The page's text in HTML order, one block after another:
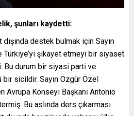
şunları kaydetti:
dışında destek bulmak için Sayın
Türkiye’yi şikayet etmeyi bir siyaset
Bu durum bir siyasi parti ve
sicildir. Sayın Özgür Özel
Avrupa Konseyi Başkanı Antonio
Bu aslında ders çıkarması